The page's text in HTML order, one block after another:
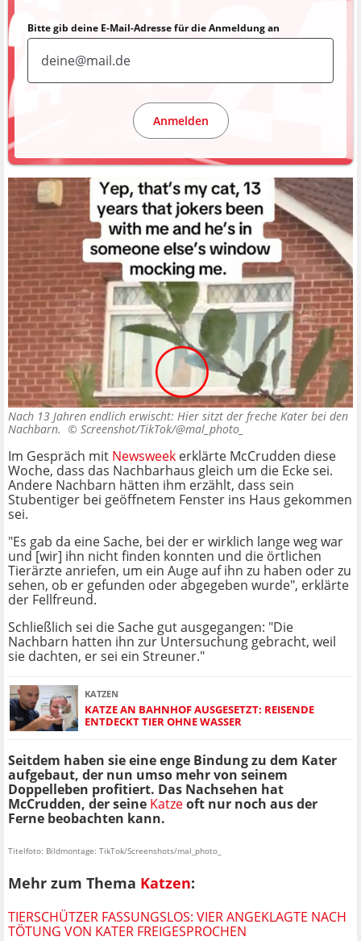
Bitte gib deine E-Mail-Adresse für die Anmeldung an
Anmelden
Nach 13 Jahren endlich erwischt: Hier sitzt der freche Kater bei den
Nachbarn. © Screenshot/TikTok/@mal_photo_
Im Gespräch mit Newsweek erklärte McCrudden diese
Woche, dass das Nachbarhaus gleich um die Ecke sei.
Andere Nachbarn hätten ihm erzählt, dass sein
Stubentiger bei geöffnetem Fenster ins Haus gekommen
sei.
"Es gab da eine Sache, bei der er wirklich lange weg war
und [wir] ihn nicht finden konnten und die örtlichen
Tierärzte anriefen, um ein Auge auf ihn zu haben oder zu
sehen, ob er gefunden oder abgegeben wurde", erklärte
der Fellfreund.
Schließlich sei die Sache gut ausgegangen: "Die
Nachbarn hatten ihn zur Untersuchung gebracht, weil
sie dachten, er sei ein Streuner."
KATZEN
KATZE AN BAHNHOF AUSGESETZT: REISENDE
ENTDECKT TIER OHNE WASSER
Seitdem haben sie eine enge Bindung zu dem Kater
aufgebaut, der nun umso mehr von seinem
Doppelleben profitiert. Das Nachsehen hat
McCrudden, der seine Katzeoft nur noch aus der
Ferne beobachten kann.
Titelfoto: Bildmontage: TikTok/Screenshots/mal_photo_
Mehr zum Thema Katzen:
TIERSCHÜTZER FASSUNGSLOS: VIER ANGEKLAGTE NACH
TÖTUNG VON KATER FREIGESPROCHEN